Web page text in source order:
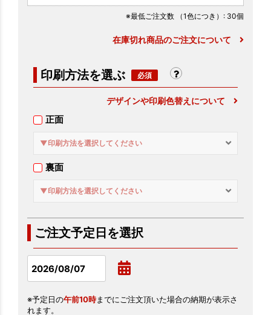
※最低ご注文数 （1色につき） : 30個
在庫切れ商品のご注文について
印刷方法を選ぶ
デザインや印刷色替えについて
正面
▼印刷方法を選択してください
裏面
▼印刷方法を選択してください
ご注文予定日を選択
※予定日の午前10時までにご注文頂いた場合の納期が表示さ
れます。